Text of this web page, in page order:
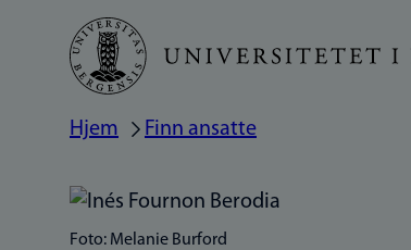
Hopp
hovedinnhold
Navigasjonssti
Hjem Finn ansatte
Foto: Melanie Burford